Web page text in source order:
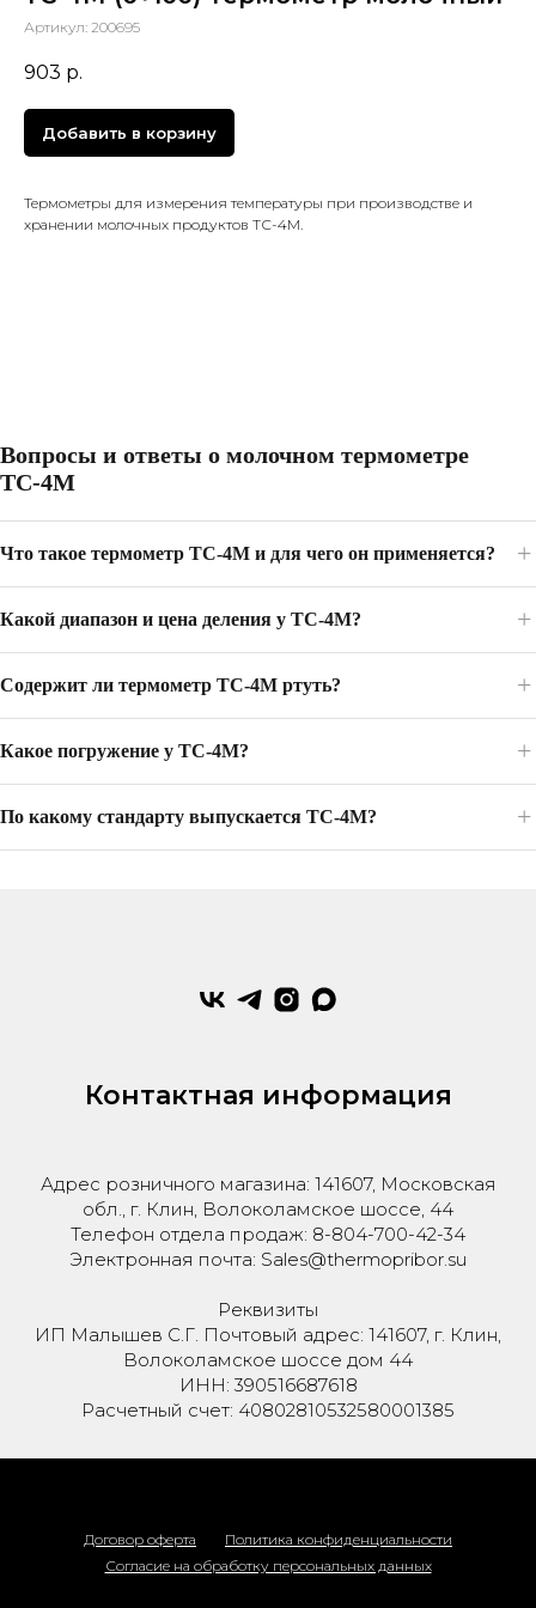
Артикул: 200695
903 р.
Добавить в корзину
Термометры для измерения температуры при производстве и
хранении молочных продуктов ТС-4М.
Вопросы и ответы о молочном термометре
ТС-4М
Что такое термометр ТС-4М и для чего он применяется?
Какой диапазон и цена деления у ТС-4М?
Содержит ли термометр ТС-4М ртуть?
Какое погружение у ТС-4М?
По какому стандарту выпускается ТС-4М?
Контактная информация
Адрес розничного магазина: 141607, Московская
обл., г. Клин, Волоколамское шоссе, 44
Телефон отдела продаж: 8-804-700-42-34
Электронная почта: Sales@thermopribor.su
Реквизиты
ИП Малышев С.Г. Почтовый адрес: 141607, г. Клин,
Волоколамское шоссе дом 44
ИНН: 390516687618
Расчетный счет: 40802810532580001385
Договор оферта
Политика конфиденциальности
Согласие на обработку персональных данных